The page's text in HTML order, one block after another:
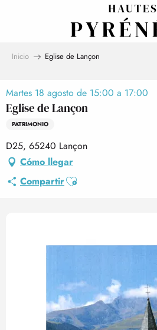
Inicio Eglise de Lançon
Martes 18 agosto de 15:00 a 17:00
Eglise de Lançon
PATRIMONIO
D25, 65240 Lançon
Cómo llegar
CompartirAjouter aux favoris